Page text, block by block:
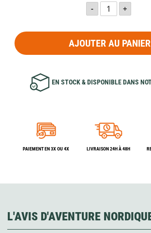
AJOUTER AU PANIER
EN STOCK & DISPONIBLE DANS
PAIEMENT EN 3X OU 4X LIVRAISON 24H À 48H
L'AVIS D'AVENTURE